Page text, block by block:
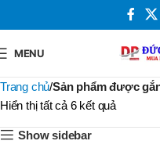
MENU
Trang chủ Sản phẩm được
Hiển thị tất cả 6 kết quả
Show sidebar